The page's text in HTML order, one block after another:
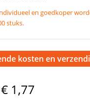
en goedkoper
stuks.
kosten en
1,77